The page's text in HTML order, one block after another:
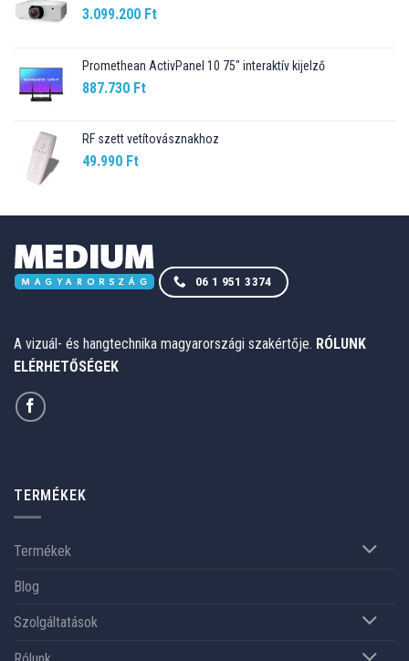
3.099.200 Ft
Promethean ActivPanel 10 75" interaktív kijelző
887.730 Ft
RF szett vetítovásznakhoz
49.990 Ft
06 1 951 3374
A vizuál- és hangtechnika magyarországi szakértője. RÓLUNK
ELÉRHETŐSÉGEK
TERMÉKEK
Termékek
Blog
Szolgáltatások